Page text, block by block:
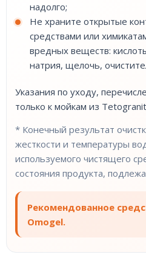
надолго;
Не храните открытые
средствами или
вредных веществ:
натрия, щелочь,
Указания по уходу,
только к мойкам из
* Конечный результат
жесткости и температуры
используемого чистящего
состояния продукта,
Рекомендованное
Omogel.